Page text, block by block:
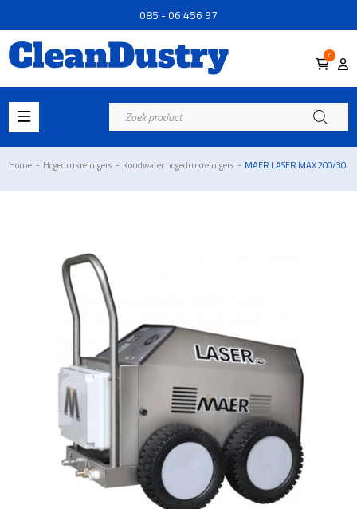
085 - 06 456 97
0
Producten
zoeken
Home - Hogedrukreinigers - Koudwater hogedrukreinigers - MAER LASER MAX 200/30